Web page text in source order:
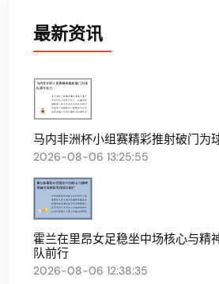
最新资讯
马内非洲杯小组赛精彩推射破门为
2026-08-06 13:25:55
霍兰在里昂女足稳坐中场核心与精
队前行
2026-08-06 12:38:35